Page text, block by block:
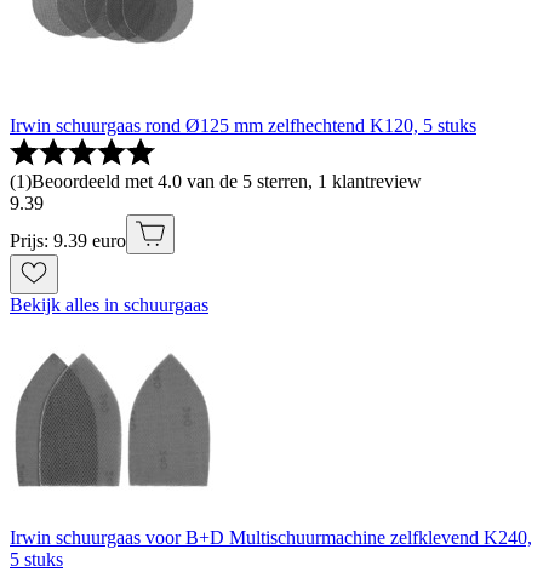
Irwin schuurgaas rond Ø125 mm zelfhechtend K120, 5 stuks
(1)Beoordeeld met 4.0 van de 5 sterren, 1 klantreview
9.39
Prijs: 9.39 euro
Bekijk alles in schuurgaas
Irwin schuurgaas voor B+D Multischuurmachine zelfklevend K240,
5 stuks